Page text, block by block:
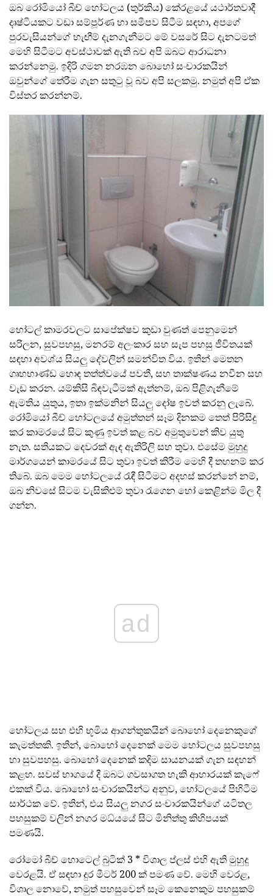
ඔබ රෝමියෝ බීච් හෝටලය (තුර්කිය) කේරළයේ යථාර්තවාදී
දෘෂ්ටියකට වඩා සම්පූර්ණ හා සමීපව සිටීම සඳහා, අපගේ
පුරවැසියන්ගේ හැඟීම් දැනගැනීමට මේ වසරේ සිට දැනටමත්
මෙහි සිටීමට අවස්ථාවක් ඇති බව අපි ඔබට ආරාධනා
කරන්නෙමු. ඉදිරි ගමන නරඹන බොහෝ සංචාරකයින්
ඔවුන්ගේ තේරීම ගැන සතුටු වූ බව අපි සලකමු. නමුත් අපි ඒක
විස්තර කරන්නම්.
හෝටල් කාමරවලට සාපේක්ෂව කුඩා වුණත් පෙනුමෙන්
සරිලන, සුවපහසු, මනරම් අලංකාර සහ සැප පහසු ජීවිතයක්
සඳහා අවශ්ය සියලු දේවලින් සමන්විත විය. ඉතින් මෙතන
ගෘහභාණ්ඩ හොඳ තත්ත්වයේ පවතී, සහ තාක්ෂණය නවීන සහ
වැඩ කරන. යම්කිසි බිඳවැටීමක් ඇත්නම්, ඔබ පිළිගැනීමේ
ඇමතිය යුතුය, ඉතා ඉක්මනින් සියලු දෝෂ ඉවත් කරනු ලැබේ.
රෝමියෝ බීච් හෝටලයේ අමුත්තන් සෑම දිනකම තෙත් පිරිසිදු
කර කාමරයේ සිට කුණු ඉවත් කළ බව අමුතුවෙන් කිව යුතු
නැත. සතියකට දෙවරක් ඇඳ ඇතිරිලි සහ තුවා. එසේම මුහුදු
මාර්ගයෙන් කාමරයේ සිට තුවා ඉවත් කිරීම මෙහි දී තහනම් කර
තිබේ. ඔබ මෙම හෝටලයේ රැඳී සිටීමට අදහස් කරන්නේ නම්,
ඔබ නිවසේ සිටම වැසිකිළුම් තුවා රැගෙන හෝ කෙළින්ම මිල දී
ගන්න.
ad
හෝටලය සහ එහි භූමිය ආගන්තුකයින් බොහෝ දෙනෙකුගේ
කැමත්තකි. ඉතින්, බොහෝ දෙනෙක් මෙම හෝටලය සුවපහසු
හා සුවපහසු. බොහෝ දෙනෙක් කදිම සායනයක් ගැන සඳහන්
කළහ. සවස් භාගයේ දී ඔබට ගවසාගත හැකි ආහාරයක් කැෆේ
එකක් විය. බොහෝ සංචාරකයින්ට අනුව, හෝටලයේ පිහිටීම
සාර්ථක වේ. ඉතින්, එය සියලු නගර සංචාරකයින්ගේ යටිතල
පහසුකම් වලින් නගර මධ්යයේ සිට මිනිත්තු කිහිපයක්
පමණයි.
රෝමෝ බීච් හොටෙල් බුටික් 3 * විශාල ප්ලස් එහි ඇති මුහුදු
වෙරළයි. ඒ සඳහා දුර මීටර් 200 ක් පමණ වේ. මෙහි වෙරළ,
විශාල නොවේ, නමුත් පහසුවෙන් සෑම කෙනෙකුම පහසුකම්